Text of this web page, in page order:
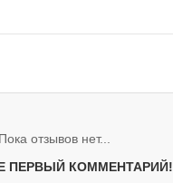
Пока отзывов нет...
ПЕРВЫЙ КОММЕНТАРИЙ!